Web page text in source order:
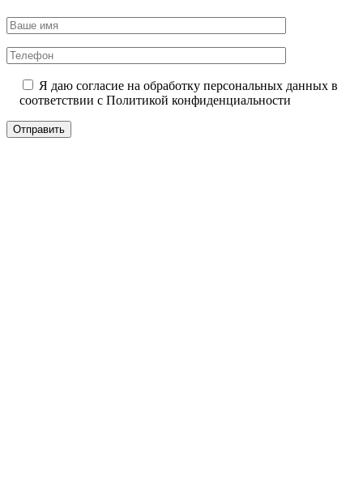
Я даю согласие на обработку персональных данных в
соответствии с Политикой конфиденциальности